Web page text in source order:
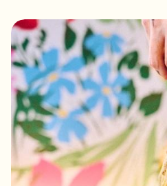
auf unsere Gerichte – von
zu charaktervollen Rotweinen
an der Bar.
Schnelles Mittagessen,
Drink am Abend: Giorgia
Restaurants in München für
Küche in einem einzigartigen
möchten. Gleichzeitig
Trattoria und eleganter
kulinarische Vielfalt,
geschmackvolles Erlebnis